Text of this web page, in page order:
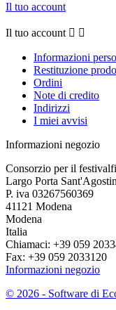
Il tuo account
Il tuo account  
Informazioni
Restituzione
Ordini
Note di credito
Indirizzi
I miei avvisi
Informazioni negozio
Consorzio per il
Largo Porta
P. iva 03267560369
41121 Modena
Modena
Italia
Chiamaci: +39 059
Fax: +39 059 2033120
Informazioni negozio
© 2026 - Software di